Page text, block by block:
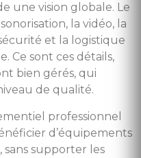
une vision globale. Le
la vidéo, la
et la logistique
Ce sont ces détails,
bien gérés, qui
de qualité.
professionnel
d’équipements
sans supporter les